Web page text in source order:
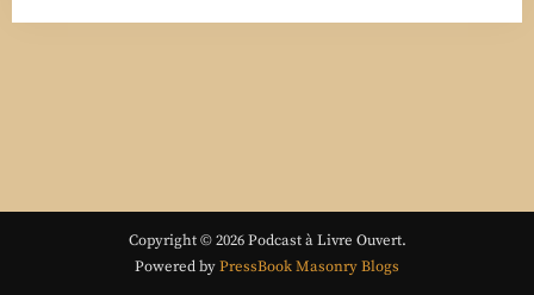
Copyright © 2026 Podcast à Livre Ouvert.
Powered byPressBook Masonry Blogs